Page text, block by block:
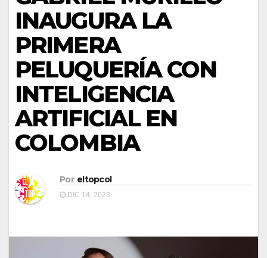
INAUGURA LA
PRIMERA
PELUQUERÍA CON
INTELIGENCIA
ARTIFICIAL EN
COLOMBIA
Por eltopcol
DIC 14, 2023